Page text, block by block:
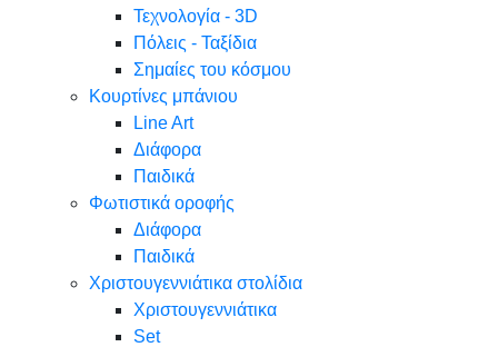
Τεχνολογία - 3D
Πόλεις - Ταξίδια
Σημαίες του κόσμου
Κουρτίνες μπάνιου
Line Art
Διάφορα
Παιδικά
Φωτιστικά οροφής
Διάφορα
Παιδικά
Χριστουγεννιάτικα στολίδια
Χριστουγεννιάτικα
Set